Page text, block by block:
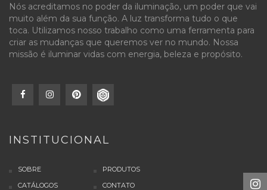
Nós acreditamos no poder da iluminação, um poder que vai
muito além da sua função. A luz transforma tudo o que
toca. Utilizamos nosso trabalho como uma ferramenta para
criar as mudanças que queremos ver no mundo. Nossa
missão é iluminar vidas com energia, beleza e propósito.
INSTITUCIONAL
SOBRE
PRODUTOS
CATÁLOGOS
CONTATO